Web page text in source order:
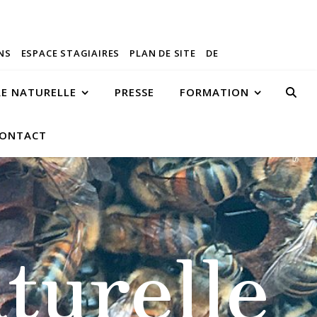
ESPACE STAGIAIRES PLAN DE SITE DE
NATURELLE PRESSE FORMATION